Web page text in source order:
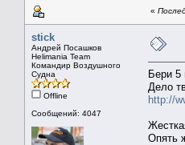
«
stick
Андрей Посашков
Helimania Team
Командир Воздушного
Судна
Offline
Сообщений: 4047
Бери 5
Дело
http://
Опять